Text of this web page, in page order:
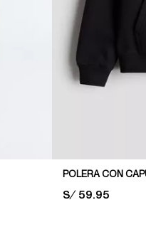
POLERA CON
PRICE:
S/ 59.95